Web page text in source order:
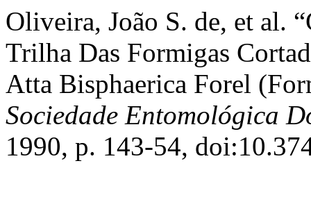
Oliveira, João S. de, et al.
Trilha Das Formigas
Atta Bisphaerica Forel
Sociedade Entomológica
1990, p. 143-54,